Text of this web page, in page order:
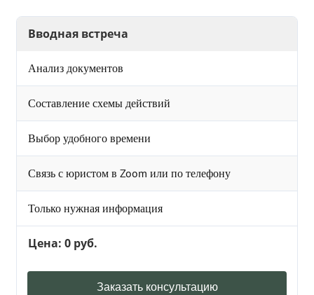
Вводная встреча
Анализ документов
Составление схемы действий
Выбор удобного времени
Связь с юристом в Zoom или по телефону
Только нужная информация
Цена: 0 руб.
Заказать консультацию